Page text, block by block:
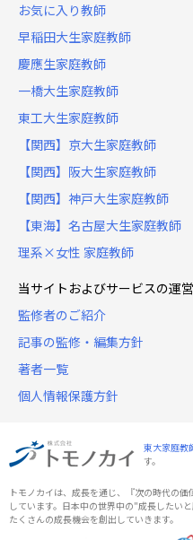
お気に入り教師
早稲田大生家庭教師
慶應生家庭教師
一橋大生家庭教師
東工大生家庭教師
【関西】京大生家庭教師
【関西】阪大生家庭教師
【関西】神戸大生家庭教師
【東海】名古屋大生家庭教師
理系×女性 家庭教師
当サイトおよびサービスの運
監修者のご紹介
記事の監修・編集方針
著者一覧
個人情報保護方針
東大家庭教
す。
トモノカイは、成長を通じ、『次の時代の
しています。日本中の世界中の"成長したい
たくさんの成長機会を創出していきます。